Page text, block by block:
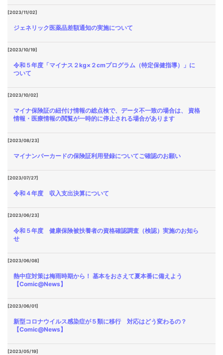
[2023/11/02]
ジェネリック医薬品差額通知の実施について
[2023/10/19]
令和５年度「マイナス２kg×２cmプログラム（特定保健指導）」に
ついて
[2023/10/02]
マイナ保険証の紐付け情報の総点検で、データ不一致の場合は、 資格
情報・医療情報の閲覧が一時的に停止される場合があります
[2023/08/23]
マイナンバーカードの保険証利用登録についてご確認のお願い
[2023/07/27]
令和４年度 収入支出決算について
[2023/06/23]
令和５年度 健康保険被扶養者の資格確認調査（検認）実施のお知ら
せ
[2023/06/08]
熱中症対策は梅雨時期から！ 基本をおさえて夏本番に備えよう
【Comic@News】
[2023/06/01]
新型コロナウイルス感染症が５類に移行 対応はどう変わるの？
【Comic@News】
[2023/05/19]